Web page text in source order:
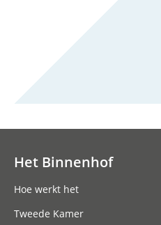
Het Binnenhof
Hoe werkt het
Tweede Kamer